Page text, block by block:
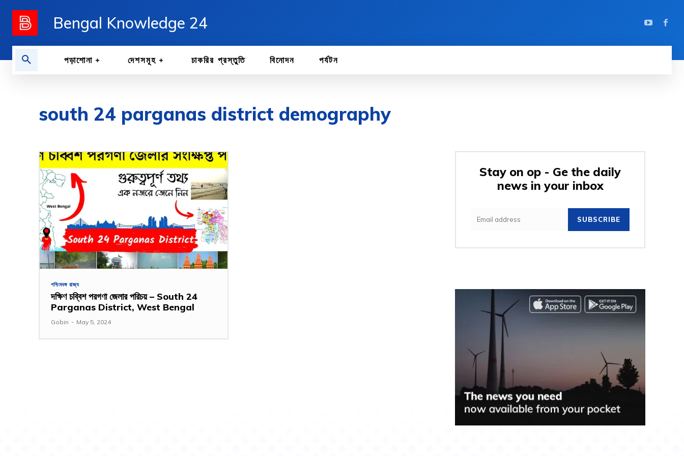
Bengal Knowledge 24
পড়াশোনা দেশসমূহ চাকরির প্রস্তুতি বিনোদন পর্যটন
south 24 parganas district demography
পশ্চিমবঙ্গ রাজ্য
দক্ষিণ চব্বিশ পরগণা জেলার পরিচয় – South 24
Parganas District, West Bengal
Gobin - May 5, 2024
Stay on op - Ge the daily
news in your inbox
SUBSCRIBE